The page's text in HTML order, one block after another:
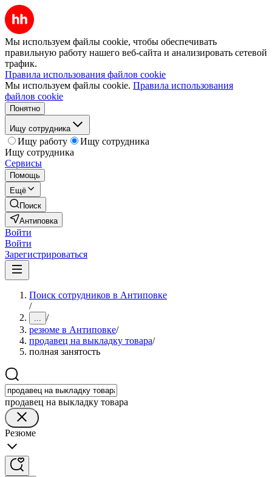
Мы используем файлы cookie, чтобы обеспечивать
правильную работу нашего веб-сайта и анализировать сетевой
трафик.
Правила использования файлов cookie
Мы используем файлы cookie. Правила использования
файлов cookie
Понятно
Ищу сотрудника
Ищу работу
Ищу сотрудника
Ищу сотрудника
Сервисы
Помощь
Ещё
Поиск
Антиповка
Войти
Войти
Зарегистрироваться
Поиск сотрудников в Антиповке
/
... /
резюме в Антиповке/
продавец на выкладку товара/
полная занятость
продавец на выкладку товара
Резюме